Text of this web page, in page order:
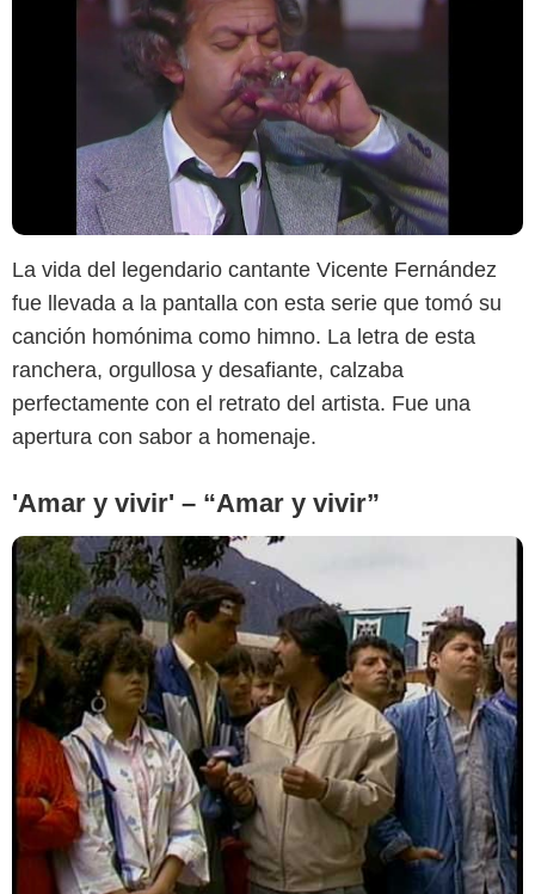
La vida del legendario cantante Vicente Fernández
fue llevada a la pantalla con esta serie que tomó su
canción homónima como himno. La letra de esta
ranchera, orgullosa y desafiante, calzaba
perfectamente con el retrato del artista. Fue una
apertura con sabor a homenaje.
'Amar y vivir' – “Amar y vivir”
Youtube